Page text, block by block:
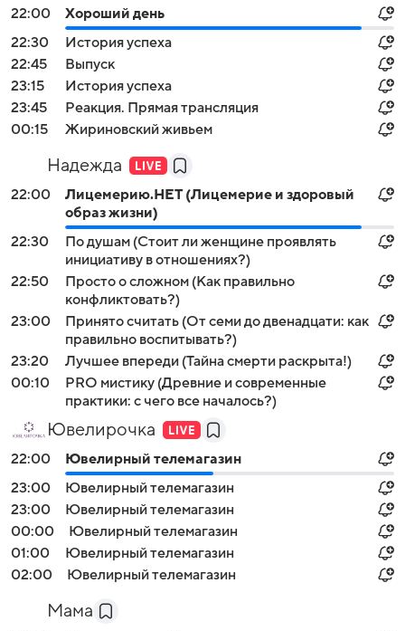
22:00
Хороший день
22:30
История успеха
22:45
Выпуск
23:15
История успеха
23:45
Реакция. Прямая трансляция
00:15
Жириновский живьем
Надежда
22:00
Лицемерию.НЕТ (Лицемерие и здоровый
образ жизни)
22:30
По душам (Стоит ли женщине проявлять
инициативу в отношениях?)
22:50
Просто о сложном (Как правильно
конфликтовать?)
23:00
Принято считать (От семи до двенадцати: как
правильно воспитывать?)
23:20
Лучшее впереди (Тайна смерти раскрыта!)
00:10
PRO мистику (Древние и современные
практики: с чего все началось?)
Ювелирочка
22:00
Ювелирный телемагазин
23:00
Ювелирный телемагазин
23:00
Ювелирный телемагазин
00:00
Ювелирный телемагазин
01:00
Ювелирный телемагазин
02:00
Ювелирный телемагазин
Мама